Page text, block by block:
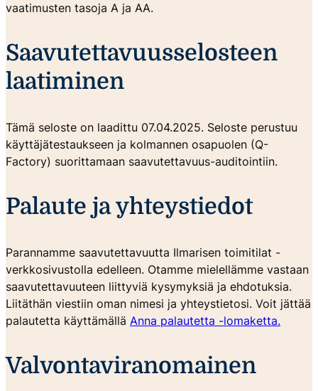
vaatimusten tasoja A ja AA.
Saavutettavuusselosteen
laatiminen
Tämä seloste on laadittu 07.04.2025. Seloste perustuu
käyttäjätestaukseen ja kolmannen osapuolen (Q-
Factory) suorittamaan saavutettavuus-auditointiin.
Palaute ja yhteystiedot
Parannamme saavutettavuutta Ilmarisen toimitilat -
verkkosivustolla edelleen. Otamme mielellämme vastaan
saavutettavuuteen liittyviä kysymyksiä ja ehdotuksia.
Liitäthän viestiin oman nimesi ja yhteystietosi. Voit jättää
palautetta käyttämällä Anna palautetta -lomaketta.
Valvontaviranomainen